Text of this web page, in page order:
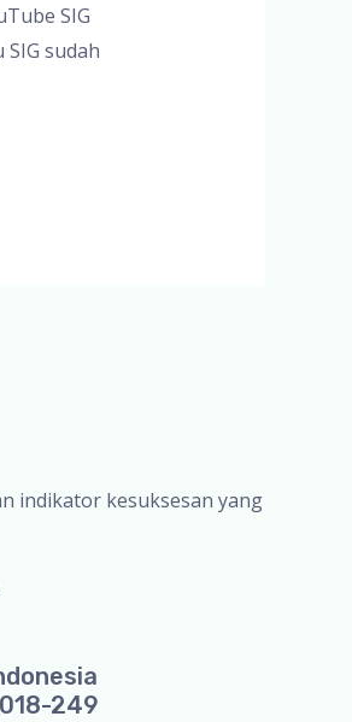
SIG
sudah
indikator kesuksesan yang
249